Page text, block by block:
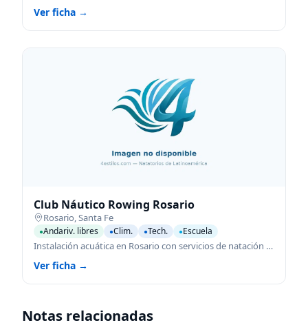
Ver ficha →
Club Náutico Rowing Rosario
Rosario,Santa Fe
●Andariv. libres ●Clim. ●Tech. ●Escuela
Instalación acuática en Rosario con servicios de natación para todas las edades.
Ver ficha →
Notas relacionadas